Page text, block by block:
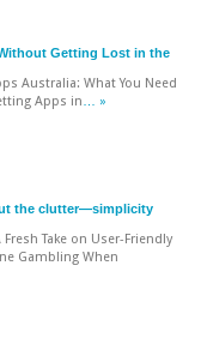
Getting Lost in the
Australia: What You Need
Apps in … »
the clutter—simplicity
Take on User-Friendly
Gambling When